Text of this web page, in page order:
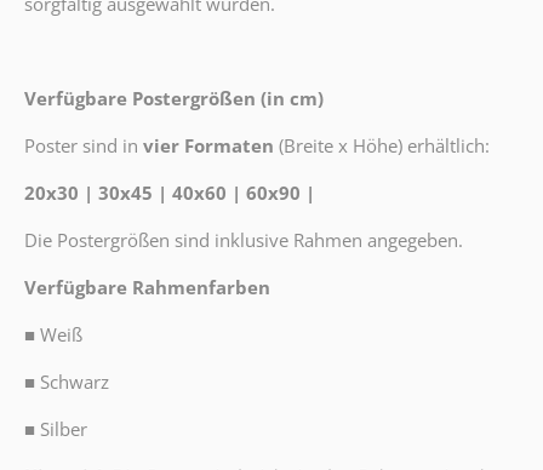
Verfügbare Postergrößen (in cm)
Poster sind in vier Formaten (Breite x Höhe) erhältlich:
20x30 | 30x45 | 40x60 | 60x90 |
Die Postergrößen sind inklusive Rahmen angegeben.
Verfügbare Rahmenfarben
■ Weiß
■ Schwarz
■ Silber